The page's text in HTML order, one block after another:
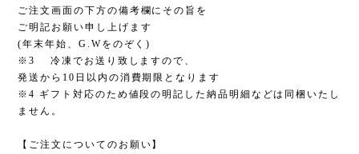
ご注文画面の下方の備考欄にその旨を
ご明記お願い申し上げます
(年末年始、G.Wをのぞく)
※3 冷凍でお送り致しますので、
発送から10日以内の消費期限となります
※4 ギフト対応のため値段の明記した納品明細などは同梱いたし
ません。
【ご注文についてのお願い】